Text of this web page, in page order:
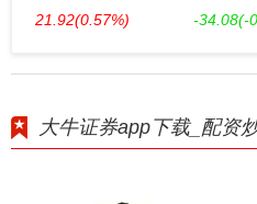
21.92(0.57%) -34.08(-
大牛证券app下载_配资